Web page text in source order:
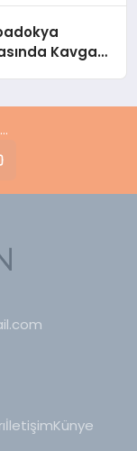
Kavga
İletişimKünye